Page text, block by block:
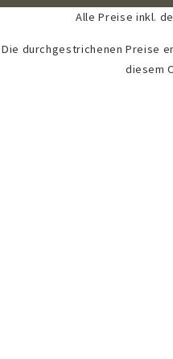
Alle Preise inkl.
Die durchgestrichenen Preise
diesem